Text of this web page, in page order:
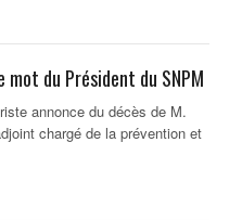
mot du Président du SNPM
annonce du décès de M.
chargé de la prévention et